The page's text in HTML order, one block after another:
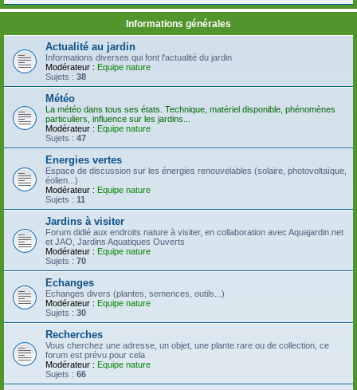
Informations générales
Actualité au jardin
Informations diverses qui font l'actualité du jardin
Modérateur : Equipe nature
Sujets : 38
Météo
La météo dans tous ses états. Technique, matériel disponible, phénomènes
particuliers, influence sur les jardins...
Modérateur : Equipe nature
Sujets : 47
Energies vertes
Espace de discussion sur les énergies renouvelables (solaire, photovoltaïque,
éolien...)
Modérateur : Equipe nature
Sujets : 11
Jardins à visiter
Forum didié aux endroits nature à visiter, en collaboration avec Aquajardin.net
et JAO, Jardins Aquatiques Ouverts
Modérateur : Equipe nature
Sujets : 70
Echanges
Echanges divers (plantes, semences, outils...)
Modérateur : Equipe nature
Sujets : 30
Recherches
Vous cherchez une adresse, un objet, une plante rare ou de collection, ce
forum est prévu pour cela
Modérateur : Equipe nature
Sujets : 66